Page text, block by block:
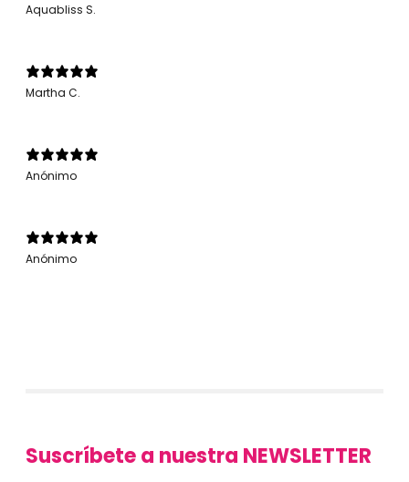
Aquabliss S.
Martha C.
Anónimo
Anónimo
Suscríbete a nuestra NEWSLETTER